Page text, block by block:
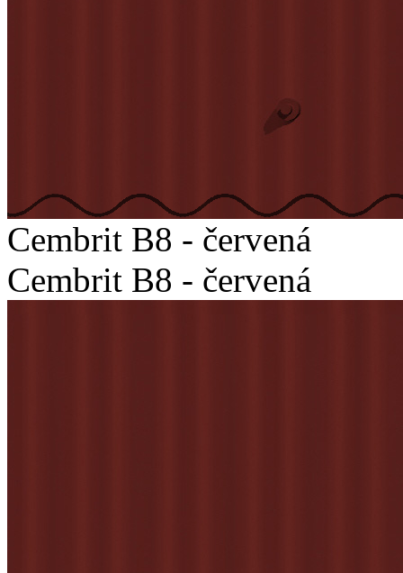
Cembrit B8 - červená
Cembrit B8 - červená